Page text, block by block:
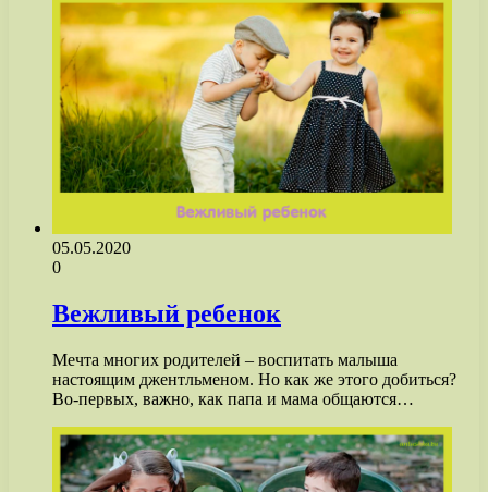
05.05.2020
0
Вежливый ребенок
Мечта многих родителей – воспитать малыша
настоящим джентльменом. Но как же этого добиться?
Во-первых, важно, как папа и мама общаются…